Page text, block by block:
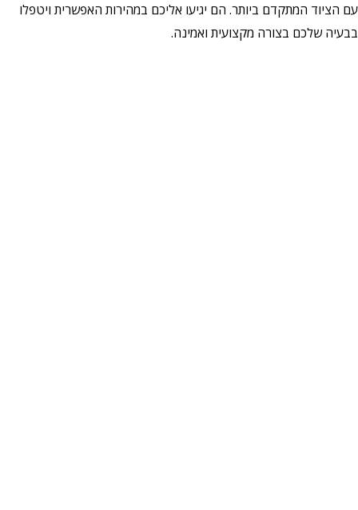
עם הציוד המתקדם ביותר. הם יגיעו אליכם במהירות האפשרית ויטפלו
בבעיה שלכם בצורה מקצועית ואמינה.